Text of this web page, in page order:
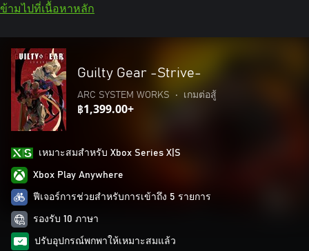
ข้ามไปที่เนื้อหาหลัก
Guilty Gear -Strive-
ARC SYSTEM WORKS • เกมต่อสู้
฿1,399.00+
เหมาะสมสําหรับ Xbox Series X|S
Xbox Play Anywhere
ฟีเจอร์การช่วยสำหรับการเข้าถึง 5 รายการ
รองรับ 10 ภาษา
ปรับอุปกรณ์พกพาให้เหมาะสมแล้ว